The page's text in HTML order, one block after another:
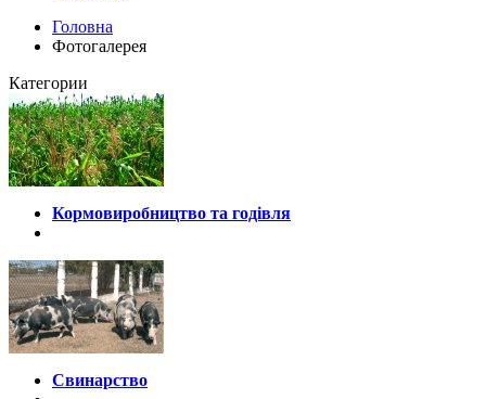
Головна
Фотогалерея
Категории
Кормовиробництво та годівля
Свинарство